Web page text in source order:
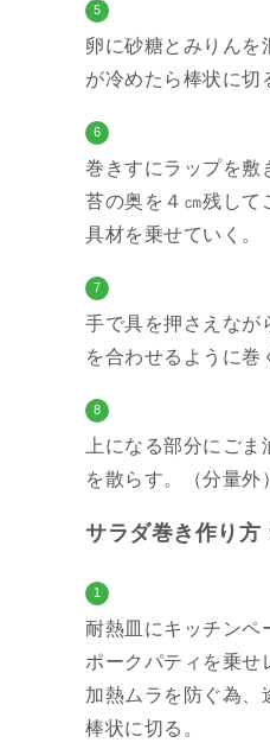
5
卵に砂糖とみりんを
が冷めたら棒状に切
6
巻きすにラップを敷
苔の奥を４㎝残して
具材を乗せていく。
7
手で具を押さえなが
を合わせるように巻
8
上になる部分にご
を散らす。（分量外）
サラダ巻き作り方
1
耐熱皿にキッチンペ
ポークパティを乗せ
加熱ムラを防ぐ為、
棒状に切る。